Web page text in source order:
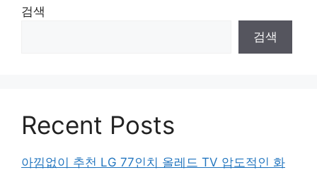
검색
검색
Recent Posts
아낌없이 추천 LG 77인치 올레드 TV 압도적인 화